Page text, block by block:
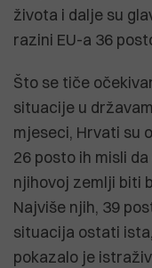
života i dalje su
razini EU-a 36
Što se tiče
situacije u
mjeseci, Hrvati su
26 posto ih misli
njihovoj zemlji biti
Najviše njih, 39
situacija ostati
pokazalo je